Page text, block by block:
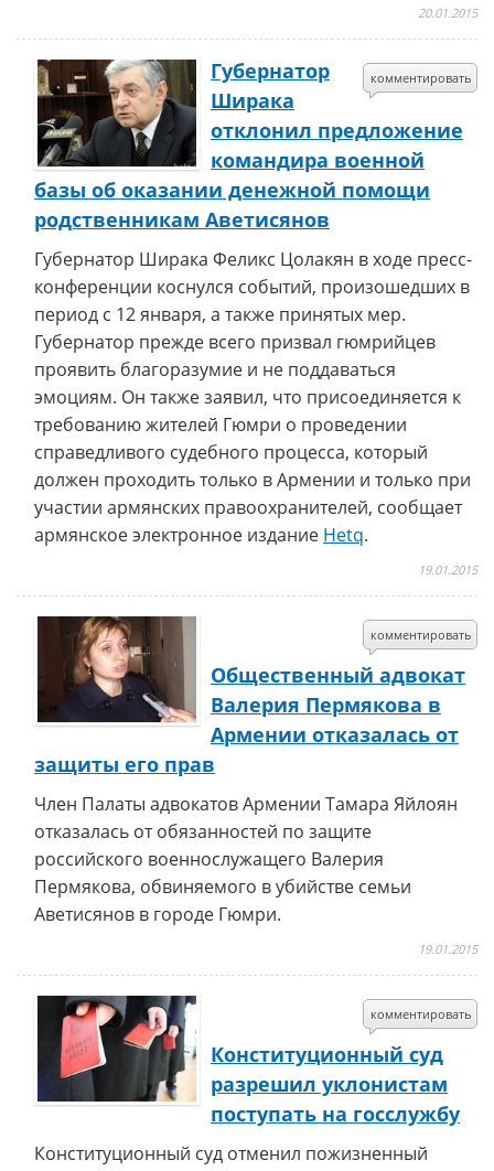
20.01.2015
комментировать
Губернатор
Ширака
отклонил предложение
командира военной
базы об оказании денежной помощи
родственникам Аветисянов
Губернатор Ширака Феликс Цолакян в ходе пресс-
конференции коснулся событий, произошедших в
период с 12 января, а также принятых мер.
Губернатор прежде всего призвал гюмрийцев
проявить благоразумие и не поддаваться
эмоциям. Он также заявил, что присоединяется к
требованию жителей Гюмри о проведении
справедливого судебного процесса, который
должен проходить только в Армении и только при
участии армянских правоохранителей, сообщает
армянское электронное издание Hetq.
19.01.2015
комментировать
Общественный адвокат
Валерия Пермякова в
Армении отказалась от
защиты его прав
Член Палаты адвокатов Армении Тамара Яйлоян
отказалась от обязанностей по защите
российского военнослужащего Валерия
Пермякова, обвиняемого в убийстве семьи
Аветисянов в городе Гюмри.
19.01.2015
комментировать
Конституционный суд
разрешил уклонистам
поступать на госслужбу
Конституционный суд отменил пожизненный